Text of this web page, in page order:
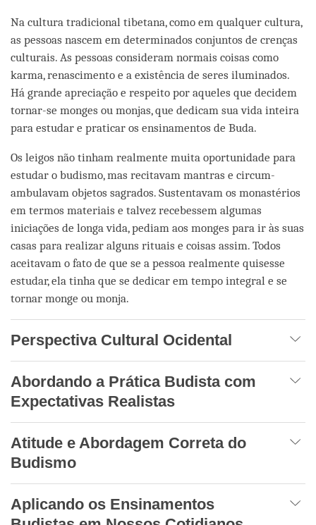
Na cultura tradicional tibetana, como em qualquer cultura,
as pessoas nascem em determinados conjuntos de crenças
culturais. As pessoas consideram normais coisas como
karma, renascimento e a existência de seres iluminados.
Há grande apreciação e respeito por aqueles que decidem
tornar-se monges ou monjas, que dedicam sua vida inteira
para estudar e praticar os ensinamentos de Buda.
Os leigos não tinham realmente muita oportunidade para
estudar o budismo, mas recitavam mantras e circum-
ambulavam objetos sagrados. Sustentavam os monastérios
em termos materiais e talvez recebessem algumas
iniciações de longa vida, pediam aos monges para ir às suas
casas para realizar alguns rituais e coisas assim. Todos
aceitavam o fato de que se a pessoa realmente quisesse
estudar, ela tinha que se dedicar em tempo integral e se
tornar monge ou monja.
Perspectiva Cultural Ocidental
Abordando a Prática Budista com
Expectativas Realistas
Atitude e Abordagem Correta do
Budismo
Aplicando os Ensinamentos